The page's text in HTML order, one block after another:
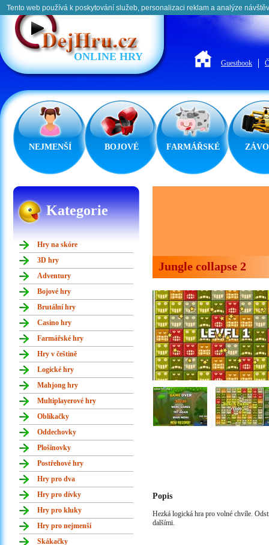
Tento web používá k poskytování služeb, personalizaci reklam a analýze
ONLINE HRY
Guestbook
NEJMENŠÍ BOJOVÉ FARMÁŘSKÉ
Kategorie
Hry na skóre
3D hry
Adventury
Bojové hry
Brutální hry
Casino hry
Farmářské hry
Hry v češtině
Logické hry
Mahjong hry
Multiplayerové hry
Oblíkačky
Oddechovky
Plošinovky
Postřehové hry
Hry pro dva
Hry pro dívky
Hry pro kluky
Hry pro nejmenší
Skákačky
Jungle collapse 2
Popis
Hezká logická hra pro volné chvíle.
dalšími.